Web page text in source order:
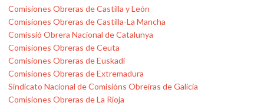
Comisiones Obreras de Castilla y León
Comisiones Obreras de Castilla-La Mancha
Comissió Obrera Nacional de Catalunya
Comisiones Obreras de Ceuta
Comisiones Obreras de Euskadi
Comisiones Obreras de Extremadura
Sindicato Nacional de Comisións Obreiras de Galicia
Comisiones Obreras de La Rioja